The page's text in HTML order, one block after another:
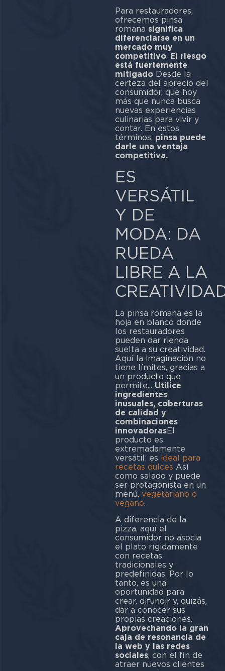
Para restauradores,
ofrecemos pinsa
romana significa
diferenciarse en un
mercado muy
competitivo. El riesgo
está fuertemente
mitigadoDesde la
certeza del aprecio del
consumidor, que hoy
más que nunca busca
nuevas experiencias
culinarias para vivir y
contar. En estos
términos, pinsa puede
darle una ventaja
competitiva.
ES
VERSÁTIL
Y DE
MODA: DA
RUEDA
LIBRE A LA
La pinsa romana es la
hoja en blanco donde
los restauradores
pueden dar rienda
suelta a su creatividad.
Aquí la imaginación no
tiene límites, gracias a
un producto que
permite... Utilice
ingredientes
inusuales, coberturas
de calidad y
combinaciones
innovadorasEl
producto es
extremadamente
versátil: es ideal para
recetas dulces Así
como salado y puede
ser protagonista en un
menú. vegetariano o
vegano.
A diferencia de la
pizza, aquí el
consumidor no asocia
el plato rígidamente
con recetas
tradicionales y
predefinidas. Por lo
tanto, es una
oportunidad para
crear, difundir y, quizás,
dar a conocer sus
propias creaciones.
Aprovechando la gran
caja de resonancia de
la web y las redes
sociales, con el fin de
atraer nuevos clientes